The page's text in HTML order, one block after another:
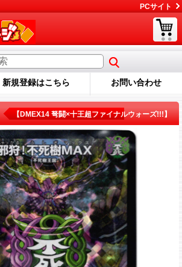
PCサイト
新規登録はこちら お問い合わせ
【DMEX14 弩闘×十王超ファイナルウォーズ!!!】